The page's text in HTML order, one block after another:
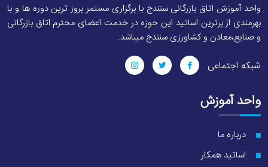
واحد آموزش اتاق بازرگانی سنندج با برگزاری مستمر بروز ترین دوره ها و با
بهرمندی از برترین اساتید این حوزه در خدمت اعضای محترم اتاق بازرگانی
و صنایع،معادن و کشاورزی سنندج میباشد.
شبکه اجتماعی
واحد آموزش
درباره ما
اساتید همکار